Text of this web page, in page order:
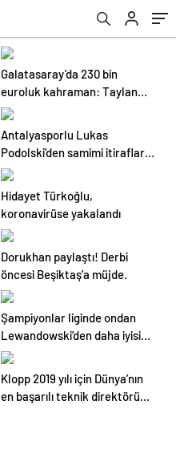
Galatasaray’da 230 bin
euroluk kahraman: Taylan
Antalyalı!.
Antalyasporlu Lukas
Podolski’den samimi itiraflar
“Türkiye benim ikinci vatanım”
Hidayet Türkoğlu,
koronavirüse yakalandı
Dorukhan paylaştı! Derbi
öncesi Beşiktaş’a müjde.
Şampiyonlar liginde ondan
Lewandowski’den daha iyisi
yok!
Klopp 2019 yılı için Dünya’nın
en başarılı teknik direktörü